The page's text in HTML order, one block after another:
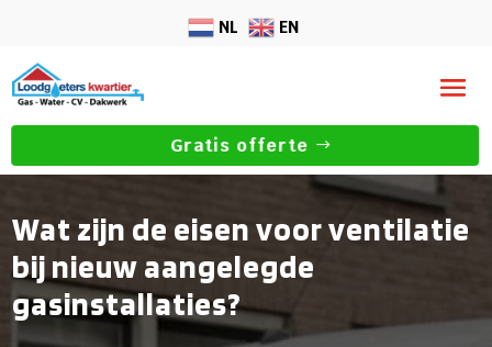
NL EN
Gratis offerte
Wat zijn de eisen voor ventilatie
bij nieuw aangelegde
gasinstallaties?